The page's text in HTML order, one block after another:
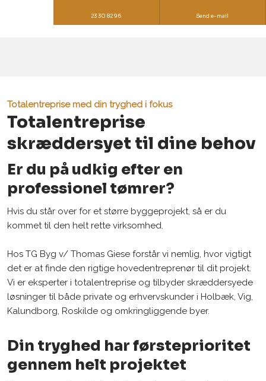
23 30 82 96 Send e-mail
Totalentreprise med din tryghed i fokus
Totalentreprise
skræddersyet til dine behov
Er du på udkig efter en
professionel tømrer?
Hvis du står over for et større byggeprojekt, så er du
kommet til den helt rette virksomhed.
Hos TG Byg v/ Thomas Giese forstår vi nemlig, hvor vigtigt
det er at finde den rigtige hovedentreprenør til dit projekt.
Vi er eksperter i totalentreprise og tilbyder skræddersyede
løsninger til både private og erhvervskunder i Holbæk, Vig,
Kalundborg, Roskilde og omkringliggende byer.
Din tryghed har førsteprioritet
gennem helt projektet